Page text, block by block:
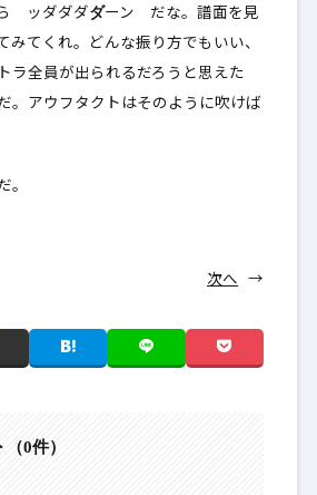
ッダダダ ダーン だな。譜面を見
みてくれ。どんな振り方でもいい、
ラ全員が出られるだろうと思えた
。アウフタクトはそのように吹けば
。
次へ →
（0件）